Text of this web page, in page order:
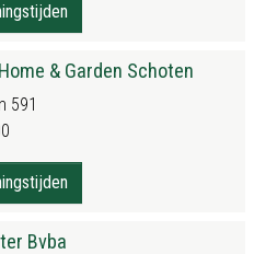
& Garden Schoten
591
Bvba